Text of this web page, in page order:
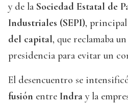
y de la Sociedad Estatal de
Industriales (SEPI),
del capital, que reclamaba
presidencia para evitar un
El desencuentro se
fusión entre Indra y la